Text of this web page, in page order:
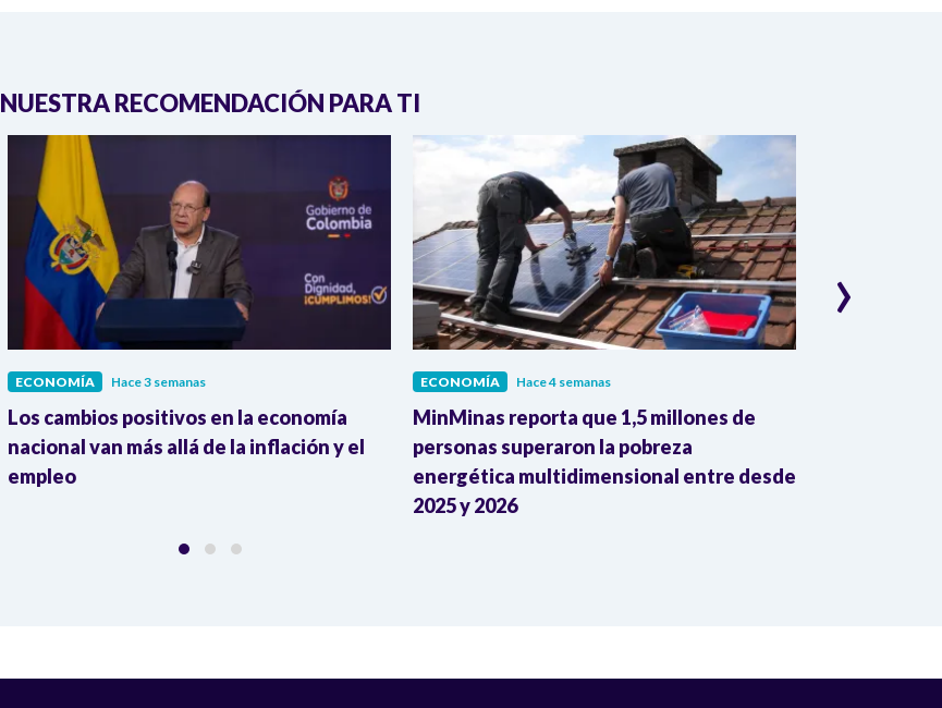
NUESTRA RECOMENDACIÓN PARA TI
ECONOMÍA Hace 3 semanas
Los cambios positivos en la economía
nacional van más allá de la inflación y el
empleo
ECONOMÍA Hace 4 semanas
MinMinas reporta que 1,5 millones de
personas superaron la pobreza
energética multidimensional entre desde
2025 y 2026
›